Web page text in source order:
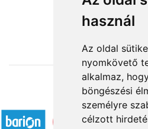
használ
Az oldal
nyomkövető
alkalmaz,
böngészési
személyre
célzott
24 800 Ft-
Elfogadott